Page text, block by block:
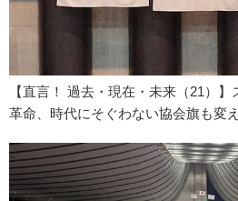
【直言！ 過去・現在・未来（21）
革命、時代にそぐわない協会旗も変